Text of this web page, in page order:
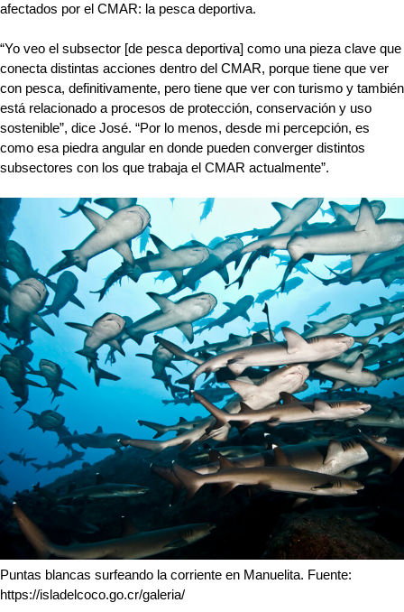
afectados por el CMAR: la pesca deportiva.
“Yo veo el subsector [de pesca deportiva] como una pieza clave que
conecta distintas acciones dentro del CMAR, porque tiene que ver
con pesca, definitivamente, pero tiene que ver con turismo y también
está relacionado a procesos de protección, conservación y uso
sostenible”, dice José. “Por lo menos, desde mi percepción, es
como esa piedra angular en donde pueden converger distintos
subsectores con los que trabaja el CMAR actualmente”.
Puntas blancas surfeando la corriente en Manuelita. Fuente:
https://isladelcoco.go.cr/galeria/